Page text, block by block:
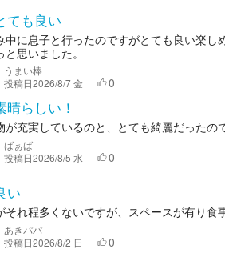
ても良い
中に息子と行ったのですがとても良い楽
と思いました。
うまい棒
投稿日2026/8/7 金 0
晴らしい！
が充実しているのと、とても綺麗だったの
ばぁば
投稿日2026/8/5 水 0
い
それ程多くないですが、スペースが有り食
あきパパ
投稿日2026/8/2 日 0